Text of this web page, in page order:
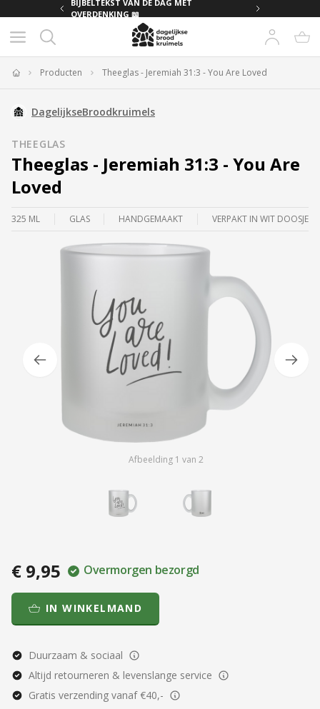
BIJBELTEKST VAN DE DAG MET
OVERDENKING 📖
Producten Theeglas - Jeremiah 31:3 - You Are Loved
DagelijkseBroodkruimels
THEEGLAS
Theeglas - Jeremiah 31:3 - You Are
Loved
325 ML GLAS HANDGEMAAKT VERPAKT IN WIT DOOSJE
Afbeelding 1 van 2
€ 9,95 Overmorgen bezorgd
IN WINKELMAND
Duurzaam & sociaal
Altijd retourneren & levenslange service
Gratis verzending vanaf €40,-